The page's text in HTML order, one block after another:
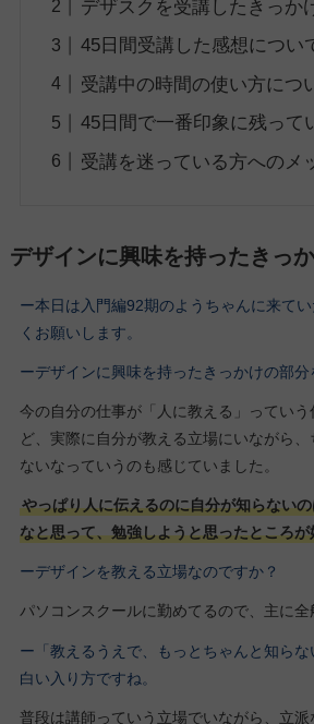
デザスクを受講したきっか
45日間受講した感想につい
受講中の時間の使い方につ
45日間で一番印象に残って
受講を迷っている方へのメ
デザインに興味を持ったきっ
ー本日は入門編92期のようちゃんに来て
くお願いします。
ーデザインに興味を持ったきっかけの部分
今の自分の仕事が「人に教える」ってい
ど、実際に自分が教える立場にいながら
ないなっていうのも感じていました。
やっぱり人に伝えるのに自分が知らない
なと思って、勉強しようと思ったところ
ーデザインを教える立場なのですか？
パソコンスクールに勤めてるので、主に全
ー「教えるうえで、もっとちゃんと知ら
白い入り方ですね。
普段は講師っていう立場でいながら、立